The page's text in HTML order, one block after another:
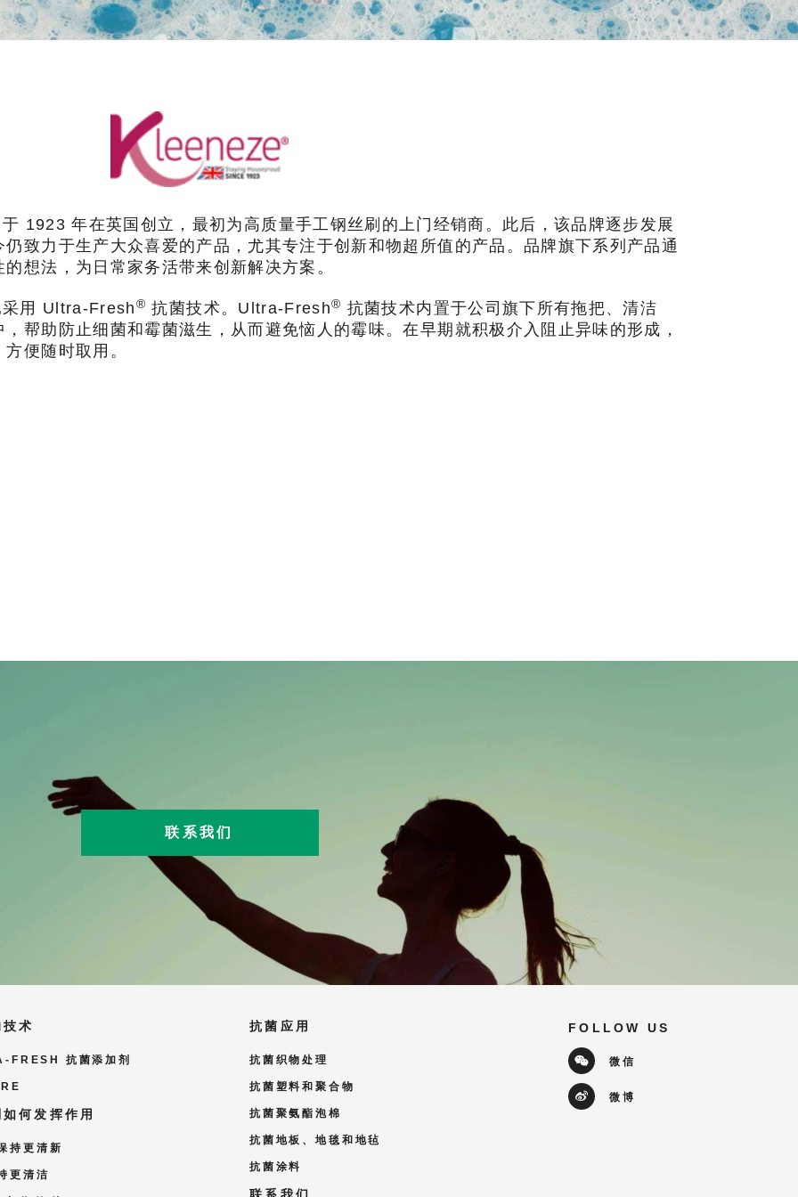
1923 年在英国创立，最初为高质量手工钢丝刷的上门经销商。此后，该品牌逐步发展
致力于生产大众喜爱的产品，尤其专注于创新和物超所值的产品。品牌旗下系列产品通
想法，为日常家务活带来创新解决方案。
用 Ultra-Fresh ® 抗菌技术。Ultra-Fresh® 抗菌技术内置于公司旗下所有拖把、清洁
帮助防止细菌和霉菌滋生，从而避免恼人的霉味。在早期就积极介入阻止异味的形成，
便随时取用。
联系我们
术
FRESH 抗菌添加剂
何发挥作用
持更清新
更清洁
抗菌应用
抗菌织物处理
抗菌塑料和聚合物
抗菌聚氨酯泡棉
抗菌地板、地毯和地毡
抗菌涂料
FOLLOW US
微信
微博